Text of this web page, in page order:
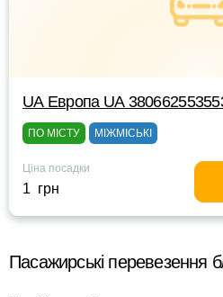
UА Европа UА
ПО МІСТУ МІЖМІСЬКІ
Ціна посадки
1 грн
Пасажирські перевезення